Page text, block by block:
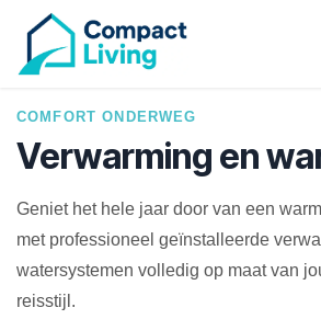
COMFORT ONDERWEG
Verwarming en
Geniet het hele jaar door van een
met professioneel geïnstalleerde
watersystemen volledig op maat van
reisstijl.